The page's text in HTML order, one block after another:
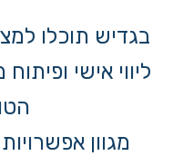
בגדיש תוכלו
ליווי אישי
מגוון